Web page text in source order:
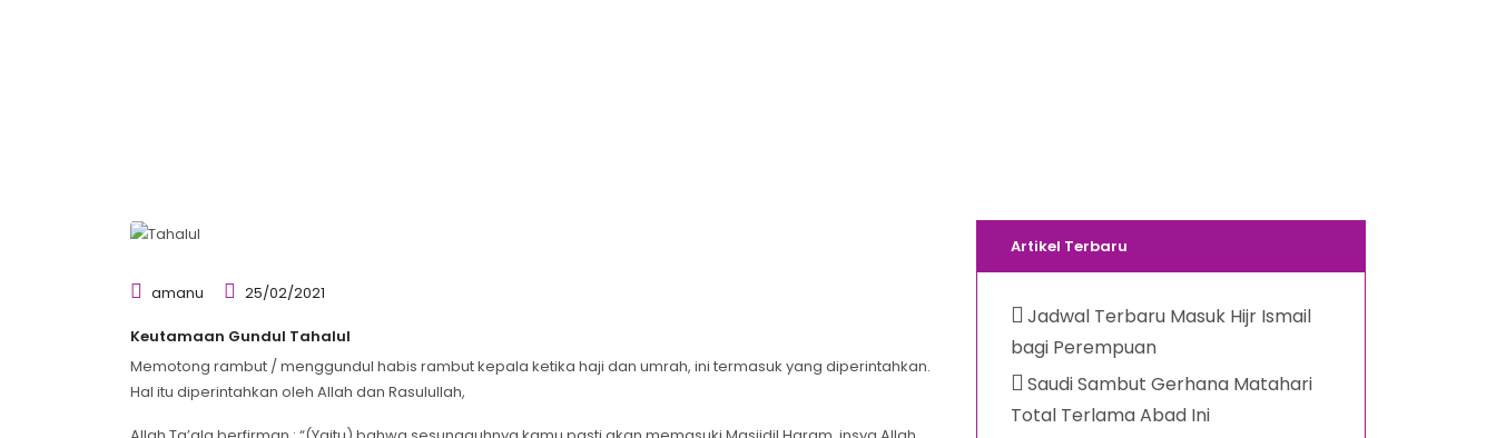
amanu 25/02/2021
Keutamaan Gundul Tahalul
Memotong rambut / menggundul habis rambut kepala ketika haji dan umrah, ini termasuk yang diperintahkan.
Hal itu diperintahkan oleh Allah dan Rasulullah,
Artikel Terbaru
Jadwal Terbaru Masuk Hijr Ismail
bagi Perempuan
Saudi Sambut Gerhana Matahari
Total Terlama Abad Ini